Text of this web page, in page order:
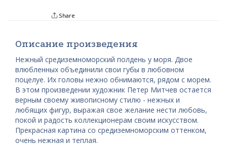
Share
Описание произведения
Нежный средиземноморский полдень у моря. Двое
влюбленных объединили свои губы в любовном
поцелуе. Их головы нежно обнимаются, рядом с морем.
В этом произведении художник Петер Митчев остается
верным своему живописному стилю - нежных и
любящих фигур, выражая свое желание нести любовь,
покой и радость коллекционерам своим искусством.
Прекрасная картина со средиземноморским оттенком,
очень нежная и теплая.